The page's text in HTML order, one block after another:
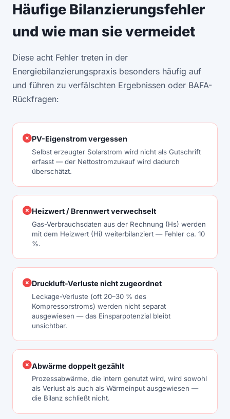
Häufige Bilanzierungsfehler
und wie man sie vermeidet
Diese acht Fehler treten in der
Energiebilanzierungspraxis besonders häufig auf
und führen zu verfälschten Ergebnissen oder BAFA-
Rückfragen:
PV-Eigenstrom vergessen
Selbst erzeugter Solarstrom wird nicht als Gutschrift
erfasst — der Nettostromzukauf wird dadurch
überschätzt.
Heizwert / Brennwert verwechselt
Gas-Verbrauchsdaten aus der Rechnung (Hs) werden
mit dem Heizwert (Hi) weiterbilanziert — Fehler ca. 10
%.
Druckluft-Verluste nicht zugeordnet
Leckage-Verluste (oft 20–30 % des
Kompressorstroms) werden nicht separat
ausgewiesen — das Einsparpotenzial bleibt
unsichtbar.
Abwärme doppelt gezählt
Prozessabwärme, die intern genutzt wird, wird sowohl
als Verlust als auch als Wärmeinput ausgewiesen —
die Bilanz schließt nicht.